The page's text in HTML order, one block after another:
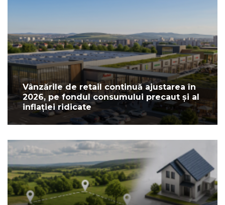
Vânzările de retail continuă ajustarea în
2026, pe fondul consumului precaut și al
inflației ridicate